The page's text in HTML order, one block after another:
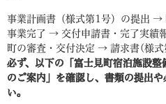
事業計画書（様式第1号）の提出
事業完了 → 交付申請書・完了実績
町の審査・交付決定 → 請求書(様
必ず、以下の「富士見町宿泊施設
のご案内」を確認し、書類の提出
い。